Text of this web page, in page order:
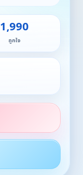
1,990
ถูกใจ